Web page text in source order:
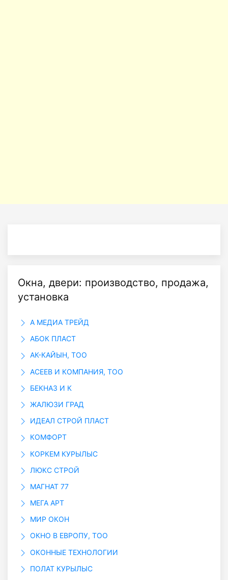
Окна, двери: производство, продажа,
установка
А МЕДИА ТРЕЙД
АБОК ПЛАСТ
АК-КАЙЫН, ТОО
АСЕЕВ И КОМПАНИЯ, ТОО
БЕКНАЗ И К
ЖАЛЮЗИ ГРАД
ИДЕАЛ СТРОЙ ПЛАСТ
КОМФОРТ
КОРКЕМ КУРЫЛЫС
ЛЮКС СТРОЙ
МАГНАТ 77
МЕГА АРТ
МИР ОКОН
ОКНО В ЕВРОПУ, ТОО
ОКОННЫЕ ТЕХНОЛОГИИ
ПОЛАТ КУРЫЛЫС